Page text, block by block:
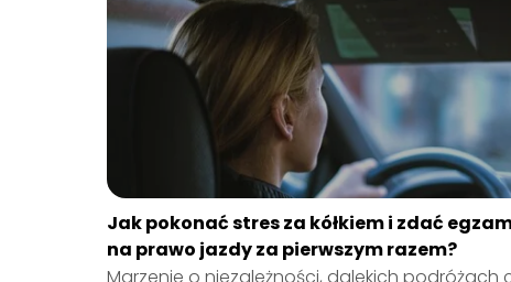
Jak pokonać stres za kółkiem i zdać
na prawo jazdy za pierwszym razem?
Marzenie o niezależności, dalekich podróżach